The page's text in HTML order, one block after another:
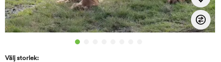
Välj storlek: